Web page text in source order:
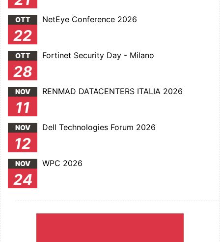
OTT
22
NetEye Conference 2026
OTT
28
Fortinet Security Day - Milano
NOV
11
RENMAD DATACENTERS ITALIA 2026
NOV
12
Dell Technologies Forum 2026
NOV
24
WPC 2026